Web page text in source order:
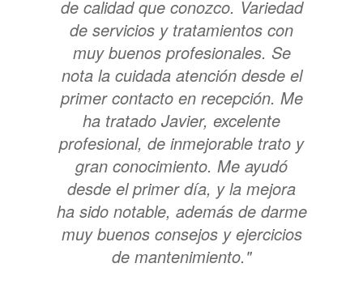
de calidad que conozco. Variedad
de servicios y tratamientos con
muy buenos profesionales. Se
nota la cuidada atención desde el
primer contacto en recepción. Me
ha tratado Javier, excelente
profesional, de inmejorable trato y
gran conocimiento. Me ayudó
desde el primer día, y la mejora
ha sido notable, además de darme
muy buenos consejos y ejercicios
de mantenimiento."